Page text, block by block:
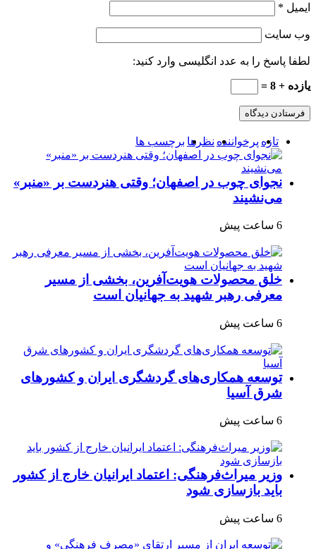
ایمیل *
وب‌ سایت
لطفا پاسخ را به عدد انگلیسی وارد کنید:
یازده + 8 =
تازه پرخواننده نظرها برچسب ها
نجوای چوب در اصفهان؛ وقتی هنردست بر «منبر»
می‌نشیند
6 ساعت پیش
خلق محصولات هویت‌آفرین، بخشی از مسیر
معرفی رهبر شهید به جهانیان است
6 ساعت پیش
توسعه همکاری‌های گردشگری ایران و کشورهای
شرق آسیا
6 ساعت پیش
وزیر میراث‌فرهنگی: اعتماد ایرانیان خارج از کشور
باید بازسازی شود
6 ساعت پیش